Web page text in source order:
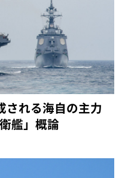
される海自の主力
艦」概論